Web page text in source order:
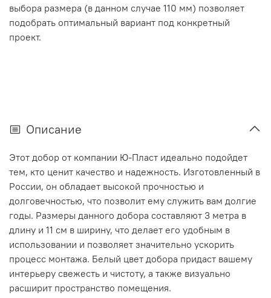
выбора размера (в данном случае 110 мм) позволяет
подобрать оптимальный вариант под конкретный
проект.
Описание
Этот добор от компании Ю-Пласт идеально подойдет
тем, кто ценит качество и надежность. Изготовленный в
России, он обладает высокой прочностью и
долговечностью, что позволит ему служить вам долгие
годы. Размеры данного добора составляют 3 метра в
длину и 11 см в ширину, что делает его удобным в
использовании и позволяет значительно ускорить
процесс монтажа. Белый цвет добора придаст вашему
интерьеру свежесть и чистоту, а также визуально
расширит пространство помещения.